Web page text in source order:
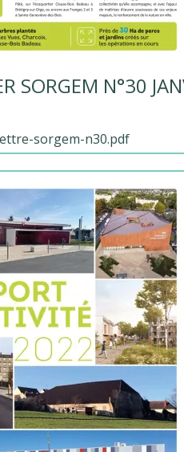
SORGEM N°30
sorgem-n30.pdf